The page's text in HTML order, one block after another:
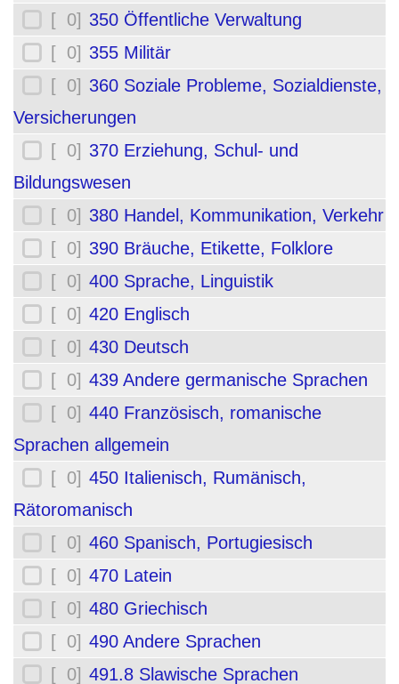
[ 0] 350 Öffentliche Verwaltung
[ 0] 355 Militär
[ 0] 360 Soziale Probleme, Sozialdienste,
Versicherungen
[ 0] 370 Erziehung, Schul- und
Bildungswesen
[ 0] 380 Handel, Kommunikation, Verkehr
[ 0] 390 Bräuche, Etikette, Folklore
[ 0] 400 Sprache, Linguistik
[ 0] 420 Englisch
[ 0] 430 Deutsch
[ 0] 439 Andere germanische Sprachen
[ 0] 440 Französisch, romanische
Sprachen allgemein
[ 0] 450 Italienisch, Rumänisch,
Rätoromanisch
[ 0] 460 Spanisch, Portugiesisch
[ 0] 470 Latein
[ 0] 480 Griechisch
[ 0] 490 Andere Sprachen
[ 0] 491.8 Slawische Sprachen